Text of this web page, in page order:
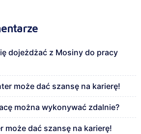
dojeżdżać z Mosiny do pracy
może dać szansę na karierę!
można wykonywać zdalnie?
może dać szansę na karierę!